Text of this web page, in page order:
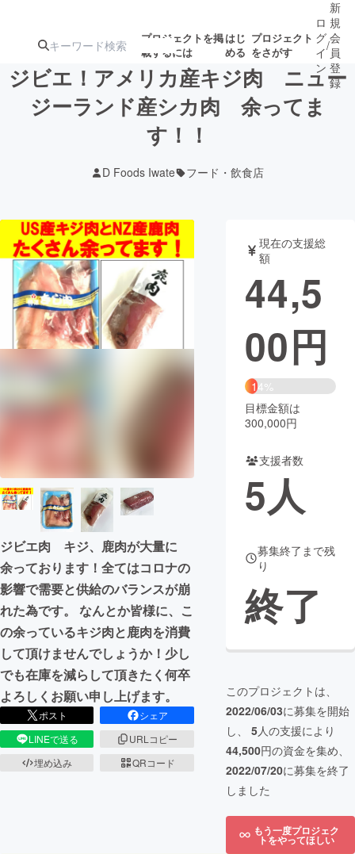
プロジェクトを掲
載するには
はじ
める
プロジェクト
をさがす
注目の新着プロ
ジェクト
募集終了が近いプ
テクノロジー・ガジェット
映像・映画 書籍・雑誌
ビジネス・起業 チャレンジ
まちづくり・地域活性化
CAMPFIRE Creation
コミュニティ
ロ
グ
イ
ン
/
新
規
会
員
登
録
ジビエ！アメリカ産キジ肉 ニュー
ジーランド産シカ肉 余ってま
す！！
D Foods Iwate フード・飲食店
ジビエ肉 キジ、鹿肉が大量に
余っております！全てはコロナの
影響で需要と供給のバランスが崩
れた為です。 なんとか皆様に、こ
の余っているキジ肉と鹿肉を消費
して頂けませんでしょうか！少し
でも在庫を減らして頂きたく何卒
よろしくお願い申し上げます。
ポスト
シェア
LINEで送る
URLコピー
埋め込み
QRコード
現在の支援総
額
44,5
00円
14%
目標金額は
300,000円
支援者数
5人
募集終了まで残
り
終了
このプロジェクトは、
2022/06/03に募集を開始
し、 5人の支援により
44,500円の資金を集め、
2022/07/20に募集を終了
しました
もう一度プロジェク
トをやってほしい